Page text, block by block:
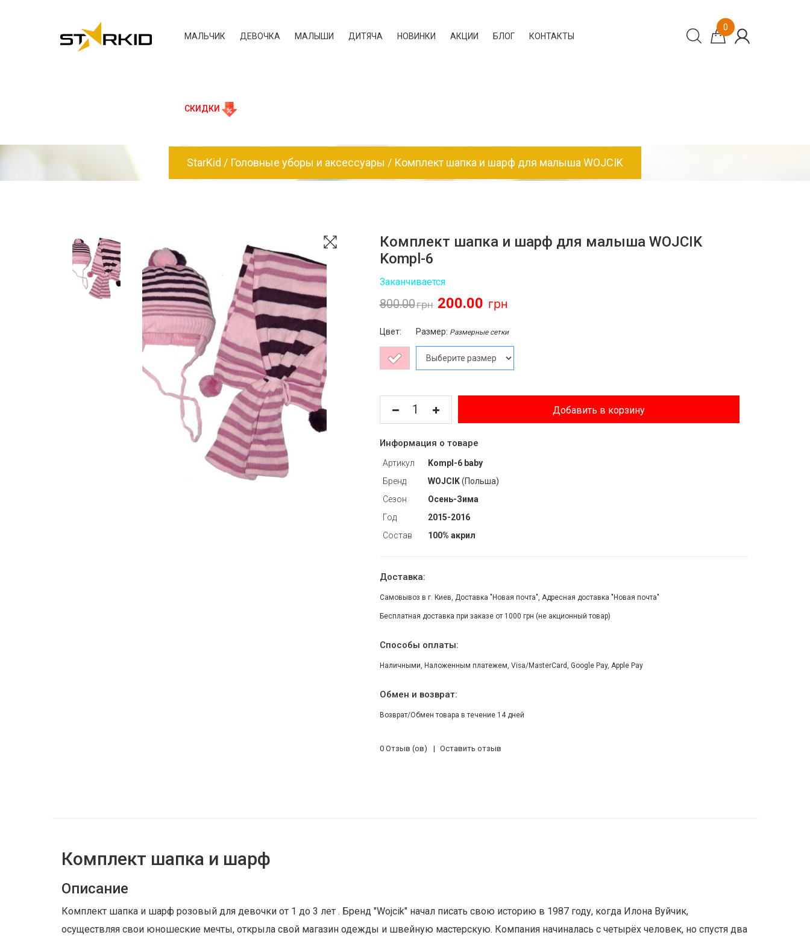
МАЛЬЧИК ДЕВОЧКА МАЛЫШИ ДИТЯЧА НОВИНКИ АКЦИИ БЛОГ КОНТАКТЫ
СКИДКИ
0
StarKid Головные уборы и аксессуары Комплект шапка и шарф для малыша WOJCIK
Комплект шапка и шарф для малыша WOJCIK
Kompl-6
Заканчивается
800.00 200.00
Цвет: Размер: Размерные сетки
Добавить в корзину
Информация о товаре
Артикул
Kompl-6 baby
Бренд
WOJCIK(Польша)
Сезон
Осень-Зима
Год
2015-2016
Состав
100% акрил
Доставка:
Самовывоз в г. Киев, Доставка "Новая почта", Адресная доставка "Новая почта"
Бесплатная доставка при заказе от 1000 грн (не акционный товар)
Способы оплаты:
Наличными, Наложенным платежем, Visa/MasterCard, Google Pay, Apple Pay
Обмен и возврат:
Возврат/Обмен товара в течение 14 дней
0 Отзыв (ов) Оставить отзыв
Комплект шапка и шарф
Описание
Комплект шапка и шарф розовый для девочки от 1 до 3 лет . Бренд "Wojcik" начал писать свою историю в 1987 году, когда Илона Вуйчик,
осуществляя свои юношеские мечты, открыла свой магазин одежды и швейную мастерскую. Компания начиналась с четырёх человек, но спустя два